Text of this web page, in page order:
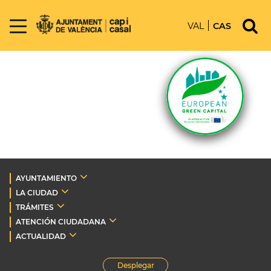
VAL CAS
AYUNTAMIENTO
LA CIUDAD
TRÁMITES
ATENCIÓN CIUDADANA
ACTUALIDAD
Desplegar